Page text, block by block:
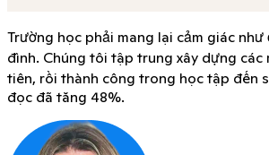
Trường học phải mang lại cảm giác như
đình. Chúng tôi tập trung xây dựng các
tiên, rồi thành công trong học tập đến
đọc đã tăng 48%.